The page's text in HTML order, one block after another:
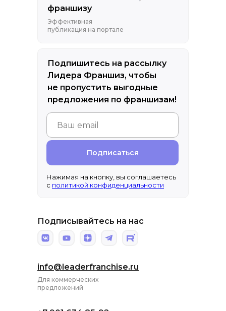
франшизу
Подпишитесь на рассылку
Лидера Франшиз, чтобы
не пропустить выгодные
предложения по франшизам!
Эффективная
публикация на портале
Подписывайтесь на нас
info@leaderfranchise.ru
Для коммерческих
предложений
Подписаться
Нажимая на кнопку, вы соглашаетесь
с политикой конфиденциальности